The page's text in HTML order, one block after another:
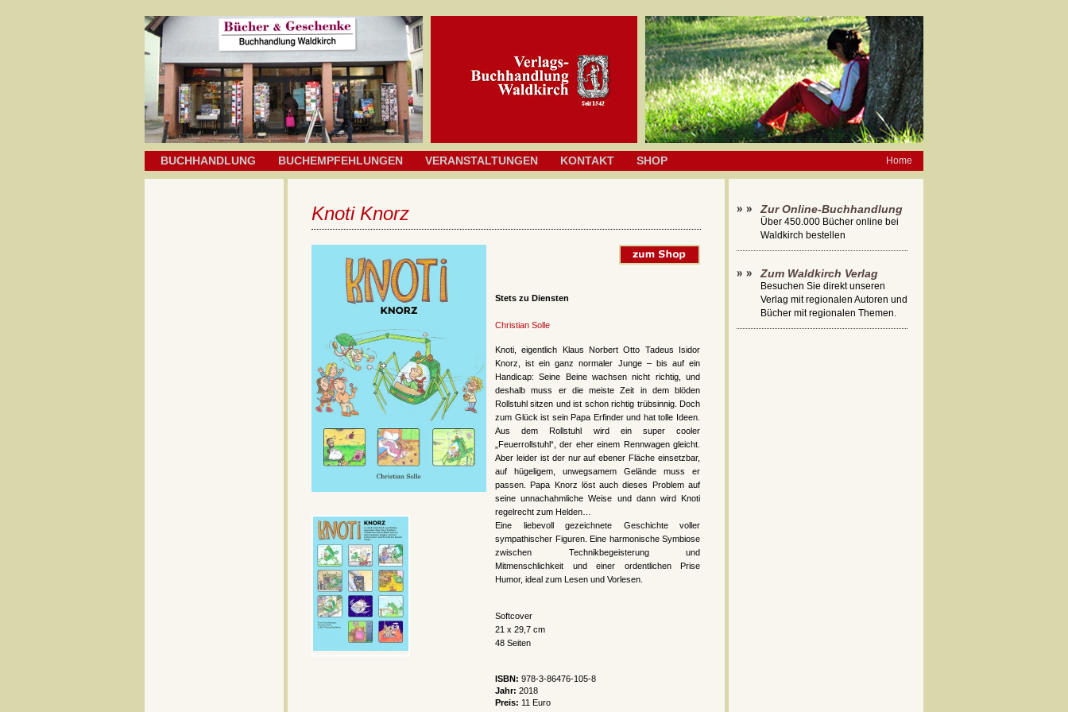
BUCHHANDLUNG BUCHEMPFEHLUNGEN VERANSTALTUNGEN KONTAKT SHOP Home
Knoti Knorz
Stets zu Diensten
Christian Solle
Knoti, eigentlich Klaus Norbert Otto Tadeus Isidor
Knorz, ist ein ganz normaler Junge – bis auf ein
Handicap: Seine Beine wachsen nicht richtig, und
deshalb muss er die meiste Zeit in dem blöden
Rollstuhl sitzen und ist schon richtig trübsinnig. Doch
zum Glück ist sein Papa Erfinder und hat tolle Ideen.
Aus dem Rollstuhl wird ein super cooler
„Feuerrollstuhl“, der eher einem Rennwagen gleicht.
Aber leider ist der nur auf ebener Fläche einsetzbar,
auf hügeligem, unwegsamem Gelände muss er
passen. Papa Knorz löst auch dieses Problem auf
seine unnachahmliche Weise und dann wird Knoti
regelrecht zum Helden…
Eine liebevoll gezeichnete Geschichte voller
sympathischer Figuren. Eine harmonische Symbiose
zwischen Technikbegeisterung und
Mitmenschlichkeit und einer ordentlichen Prise
Humor, ideal zum Lesen und Vorlesen.
Softcover
21 x 29,7 cm
48 Seiten
ISBN: 978-3-86476-105-8
Jahr: 2018
Preis: 11 Euro
Zur Online-Buchhandlung
Über 450.000 Bücher online bei
Waldkirch bestellen
Zum Waldkirch Verlag
Besuchen Sie direkt unseren
Verlag mit regionalen Autoren und
Bücher mit regionalen Themen.